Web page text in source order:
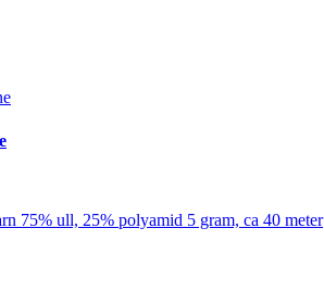
75% ull, 25% polyamid 5 gram, ca 40 meter